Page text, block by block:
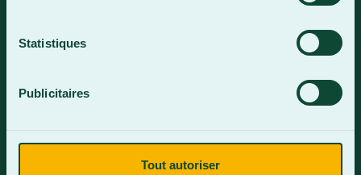
Statistiques
Publicitaires
Tout autoriser
Lundi-vendredi : 8 h à 16 h